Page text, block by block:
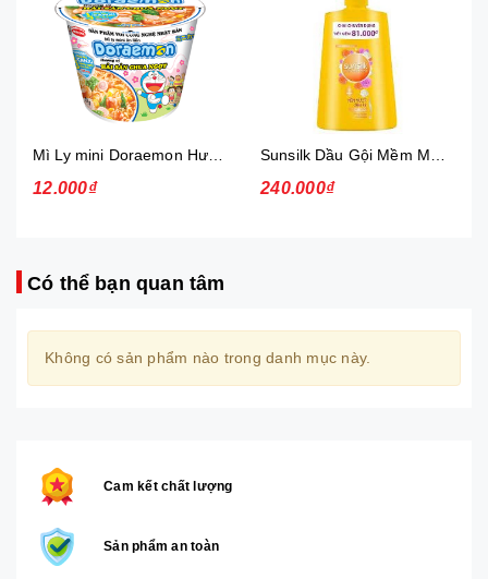
12.000₫ 240.000₫
Có thể bạn quan tâm
Không có sản phẩm nào trong danh mục này.
Cam kết chất lượng
Sản phẩm an toàn